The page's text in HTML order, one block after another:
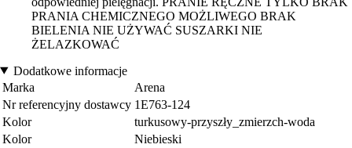
PRANIA CHEMICZNEGO MOŻLIWEGO BRAK
BIELENIA NIE UŻYWAĆ SUSZARKI NIE
ŻELAZKOWAĆ
Dodatkowe informacje
Marka
Arena
Nr referencyjny dostawcy 1E763-124
Kolor
turkusowy-przyszły_zmierzch-woda
Kolor
Niebieski